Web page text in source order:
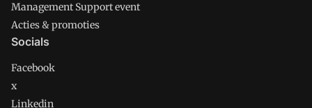
Management Support event
Acties & promoties
Socials
Facebook
x
Linkedin